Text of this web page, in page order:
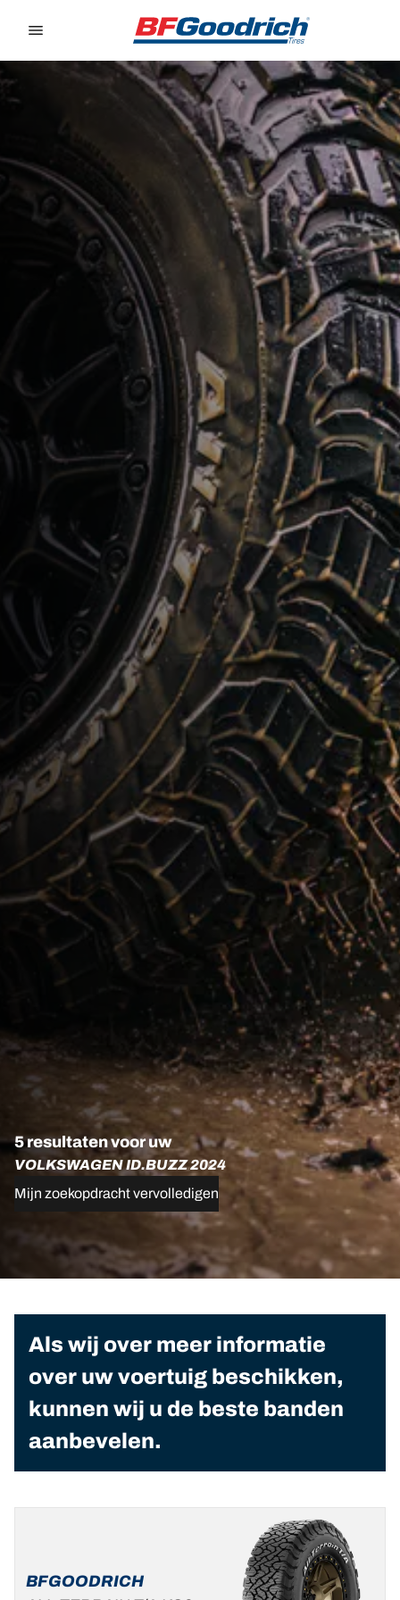
5 resultaten voor uw
VOLKSWAGEN ID.BUZZ 2024
Mijn zoekopdracht vervolledigen
Als wij over meer informatie
over uw voertuig beschikken,
kunnen wij u de beste banden
aanbevelen.
BFGOODRICH